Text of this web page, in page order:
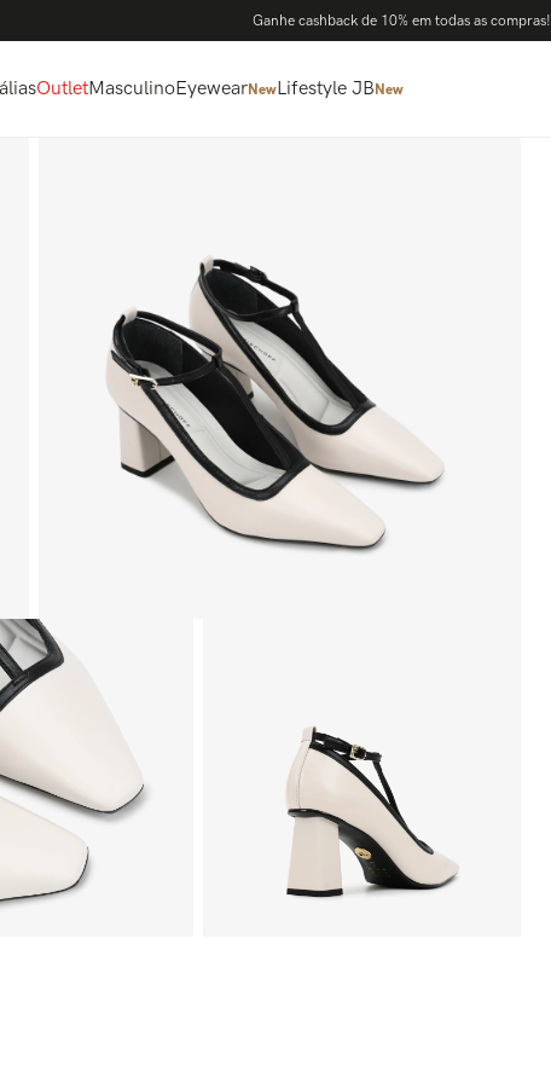
Ganhe cashback de 10% em todas as compras!
OutletMasculinoEyewearNewLifestyle JBNew